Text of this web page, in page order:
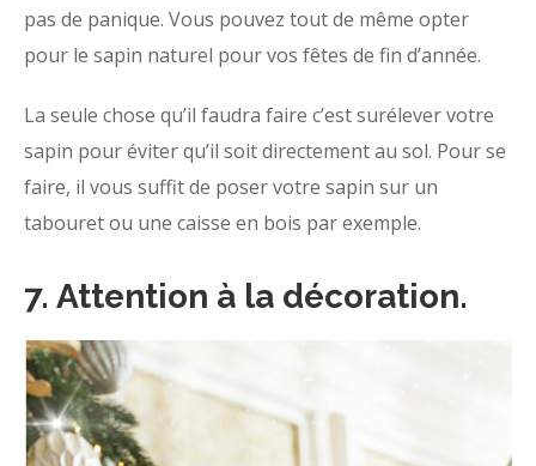
pas de panique. Vous pouvez tout de même opter
pour le sapin naturel pour vos fêtes de fin d’année.
La seule chose qu’il faudra faire c’est surélever votre
sapin pour éviter qu’il soit directement au sol. Pour se
faire, il vous suffit de poser votre sapin sur un
tabouret ou une caisse en bois par exemple.
7. Attention à la décoration.